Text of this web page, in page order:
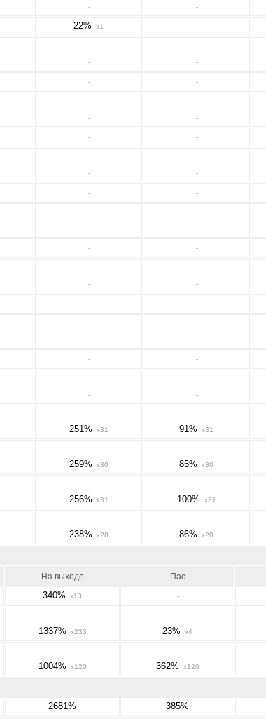
- -
22% x1 -
- -
- -
- -
- -
- -
- -
- -
- -
- -
- -
- -
- -
- -
251% x31 91% x31
259% x30 85% x30
256% x31 100% x31
238% x28 86% x28
На выходе Пас
340% x13 -
1337% x233 23% x4
1004% x120 362% x120
2681% 385%